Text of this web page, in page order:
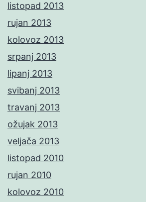
listopad 2013
rujan 2013
kolovoz 2013
srpanj 2013
lipanj 2013
svibanj 2013
travanj 2013
ožujak 2013
veljača 2013
listopad 2010
rujan 2010
kolovoz 2010